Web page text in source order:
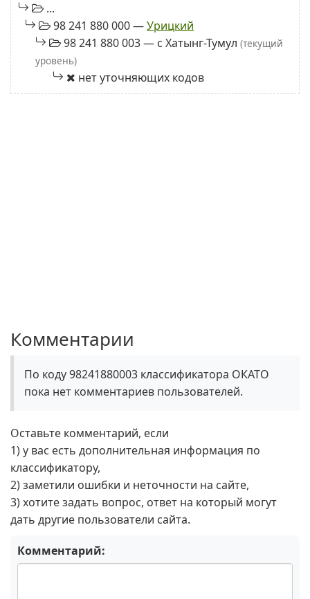
...
98 241 880 000 —Урицкий
98 241 880 003 — с Хатынг-Тумул (текущий
уровень)
нет уточняющих кодов
Комментарии
По коду 98241880003 классификатора ОКАТО
пока нет комментариев пользователей.
Оставьте комментарий, если
1) у вас есть дополнительная информация по
классификатору,
2) заметили ошибки и неточности на сайте,
3) хотите задать вопрос, ответ на который могут
дать другие пользователи сайта.
Комментарий: